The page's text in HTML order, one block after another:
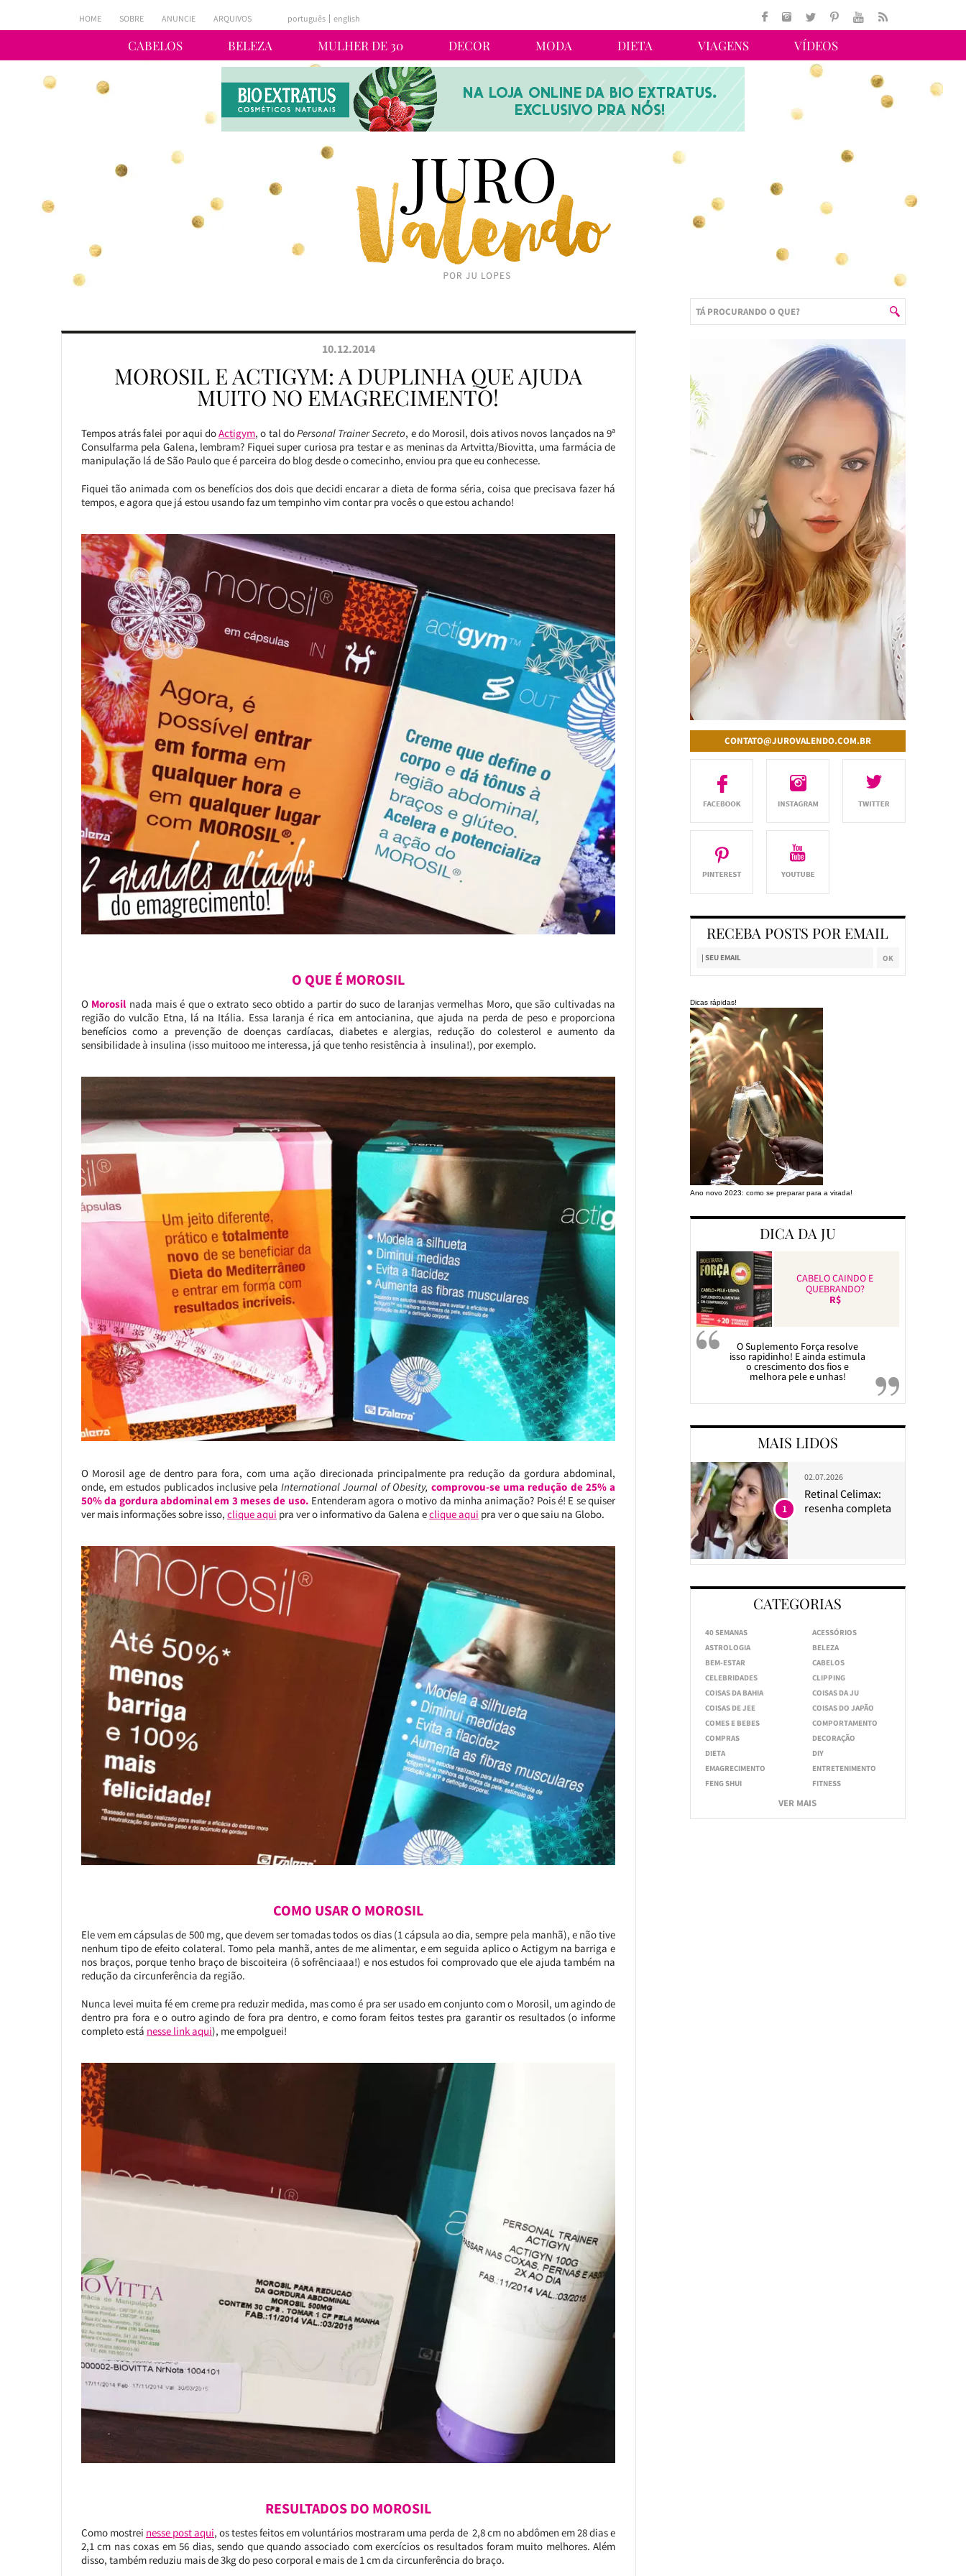
CABELOS BELEZA MULHER DE 30 DECOR MODA DIETA VIAGENS VÍDEOS
HOME SOBRE ANUNCIE ARQUIVOS português english
10.12.2014
MOROSIL E ACTIGYM: A DUPLINHA QUE AJUDA
MUITO NO EMAGRECIMENTO!
Tempos atrás falei por aqui doActigym, o tal doPersonal Trainer Secreto, e do Morosil, dois ativos novos lançados na 9ª
Consulfarma pela Galena, lembram? Fiquei super curiosa pra testar e as meninas da Artvitta/Biovitta, uma farmácia de
manipulação lá de São Paulo que é parceira do blog desde o comecinho, enviou pra que eu conhecesse.
Fiquei tão animada com os benefícios dos dois que decidi encarar a dieta de forma séria, coisa que precisava fazer há
tempos, e agora que já estou usando faz um tempinho vim contar pra vocês o que estou achando!
O QUE É MOROSIL
O Morosil nada mais é que o extrato seco obtido a partir do suco de laranjas vermelhas Moro, que são cultivadas na
região do vulcão Etna, lá na Itália. Essa laranja é rica em antocianina, que ajuda na perda de peso e proporciona
benefícios como a prevenção de doenças cardíacas, diabetes e alergias, redução do colesterol e aumento da
sensibilidade à insulina (isso muitooo me interessa, já que tenho resistência à insulina!), por exemplo.
O Morosil age de dentro para fora, com uma ação direcionada principalmente pra redução da gordura abdominal,
onde, em estudos publicados inclusive pelaInternational Journal of Obesity,comprovou-se uma redução de 25% a
50% da gordura abdominal em 3 meses de uso. Entenderam agora o motivo da minha animação? Pois é! E se quiser
ver mais informações sobre isso, clique aqui pra ver o informativo da Galena eclique aqui pra ver o que saiu na Globo.
COMO USAR O MOROSIL
Ele vem em cápsulas de 500 mg, que devem ser tomadas todos os dias (1 cápsula ao dia, sempre pela manhã), e não tive
nenhum tipo de efeito colateral. Tomo pela manhã, antes de me alimentar, e em seguida aplico o Actigym na barriga e
nos braços, porque tenho braço de biscoiteira (ô sofrênciaaa!) e nos estudos foi comprovado que ele ajuda também na
redução da circunferência da região.
Nunca levei muita fé em creme pra reduzir medida, mas como é pra ser usado em conjunto com o Morosil, um agindo de
dentro pra fora e o outro agindo de fora pra dentro, e como foram feitos testes pra garantir os resultados (o informe
completo está nesse link aqui), me empolguei!
RESULTADOS DO MOROSIL
Como mostrei nesse post aqui, os testes feitos em voluntários mostraram uma perda de 2,8 cm no abdômen em 28 dias e
2,1 cm nas coxas em 56 dias, sendo que quando associado com exercícios os resultados foram muito melhores. Além
disso, também reduziu mais de 3kg do peso corporal e mais de 1 cm da circunferência do braço.
CONTATO@JUROVALENDO.COM.BR
RECEBA POSTS POR EMAIL
Dicas rápidas!
Ano novo 2023: como se preparar para a virada!
DICA DA JU
CABELO CAINDO E
QUEBRANDO?
R$
O Suplemento Força resolve
isso rapidinho! E ainda estimula
o crescimento dos fios e
melhora pele e unhas!
MAIS LIDOS
02.07.2026
Retinal Celimax:
resenha completa
1
CATEGORIAS
40 SEMANAS
ACESSÓRIOS
ASTROLOGIA
BELEZA
BEM-ESTAR
CABELOS
CELEBRIDADES
CLIPPING
COISAS DA BAHIA
COISAS DA JU
COISAS DE JEE
COISAS DO JAPÃO
COMES E BEBES
COMPORTAMENTO
COMPRAS
DECORAÇÃO
DIETA
DIY
EMAGRECIMENTO
ENTRETENIMENTO
FENG SHUI
FITNESS
VER MAIS